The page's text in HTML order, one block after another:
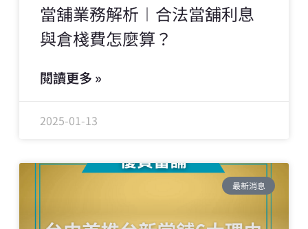
當舖業務解析︱合法當舖利息
與倉棧費怎麼算？
閱讀更多 »
2025-01-13
最新消息